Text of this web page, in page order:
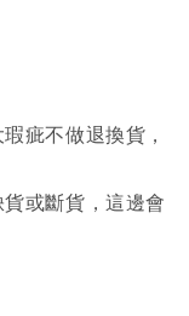
疵不做退換貨，
或斷貨，這邊會